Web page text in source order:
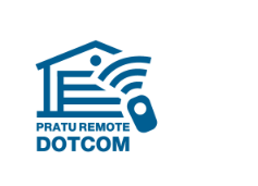
เนื้อหา